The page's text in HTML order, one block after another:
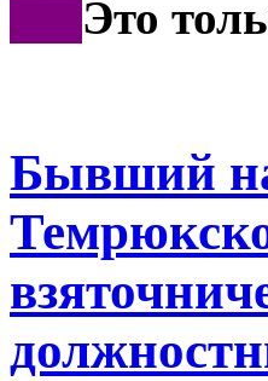
Это
Бывший